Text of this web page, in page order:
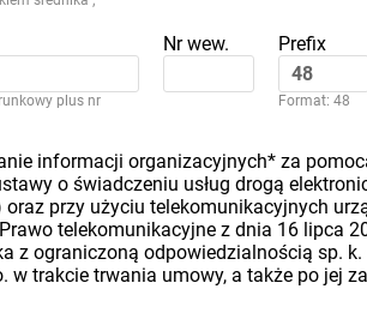
plus nr
Nr wew. Prefix
Format: 48
informacji organizacyjnych* za
o świadczeniu usług drogą
oraz przy użyciu telekomunikacyjnych
telekomunikacyjne z dnia 16 lipca
z ograniczoną odpowiedzialnością sp.
w trakcie trwania umowy, a także po jej